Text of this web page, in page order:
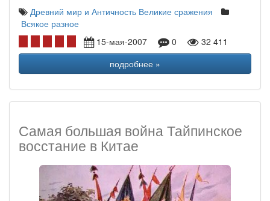
Древний мир и Античность Великие сражения
Всякое разное
15-мая-2007
0
32 411
подробнее »
Самая большая война Тайпинское
восстание в Китае